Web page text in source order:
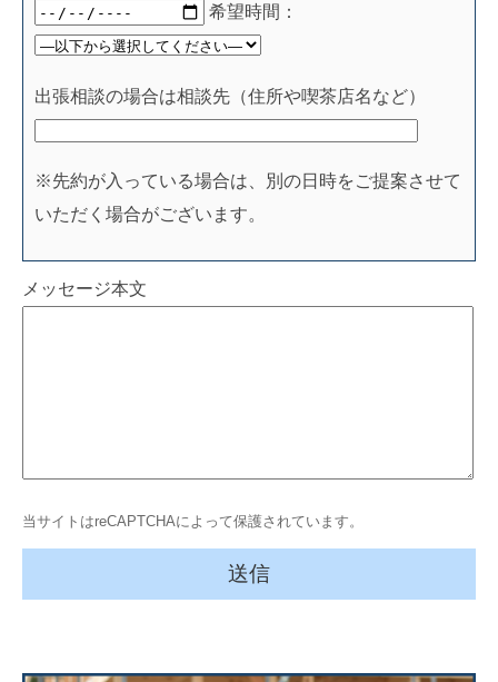
希望時間：
出張相談の場合は相談先（住所や喫茶店名など）
※先約が入っている場合は、別の日時をご提案させて
いただく場合がございます。
メッセージ本文
当サイトはreCAPTCHAによって保護されています。